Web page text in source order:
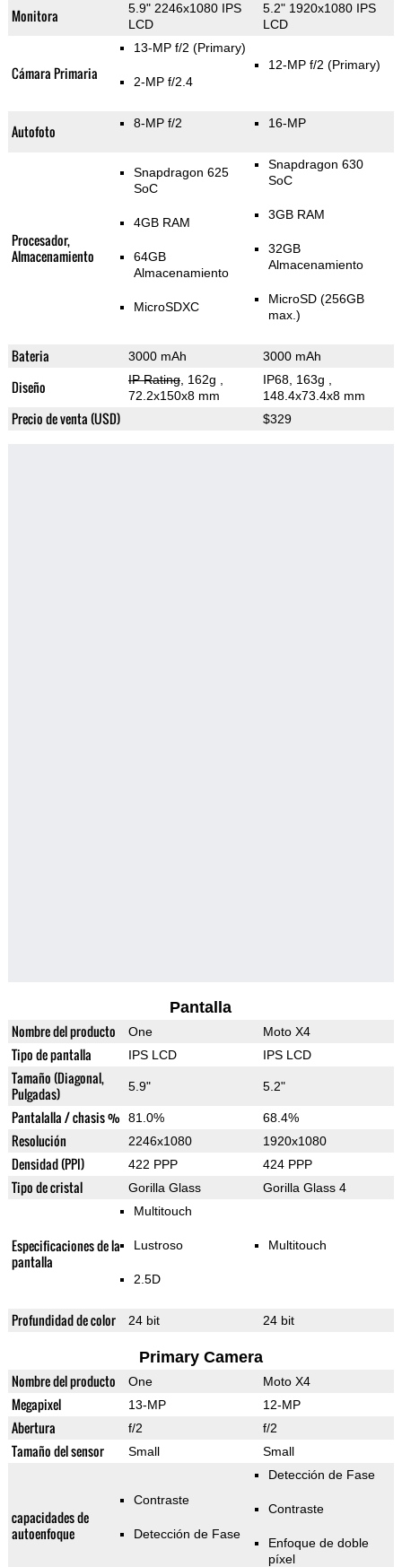
Monitora
5.9" 2246x1080 IPS
LCD
5.2" 1920x1080 IPS
LCD
Cámara Primaria
13-MP f/2 (Primary)
2-MP f/2.4
12-MP f/2 (Primary)
Autofoto 8-MP f/2 16-MP
Procesador,
Almacenamiento
Snapdragon 625
SoC
4GB RAM
64GB
Almacenamiento
MicroSDXC
Snapdragon 630
SoC
3GB RAM
32GB
Almacenamiento
MicroSD (256GB
max.)
Bateria 3000 mAh 3000 mAh
Diseño IP Rating, 162g
72.2x150x8 mm
IP68, 163g
148.4x73.4x8 mm
Precio de venta (USD) $329
Pantalla
Nombre del producto One Moto X4
Tipo de pantalla IPS LCD IPS LCD
Tamaño (Diagonal,
Pulgadas)
5.9" 5.2"
Pantalalla / chasis % 81.0% 68.4%
Resolución 2246x1080 1920x1080
Densidad (PPI) 422 PPP 424 PPP
Tipo de cristal Gorilla Glass Gorilla Glass 4
Especificaciones de la
pantalla
Multitouch
Lustroso
2.5D
Multitouch
Profundidad de color 24 bit 24 bit
Primary Camera
Nombre del producto One Moto X4
Megapixel 13-MP 12-MP
Abertura f/2 f/2
Tamaño del sensor Small Small
capacidades de
autoenfoque
Contraste
Detección de Fase
Detección de Fase
Contraste
Enfoque de doble
píxel